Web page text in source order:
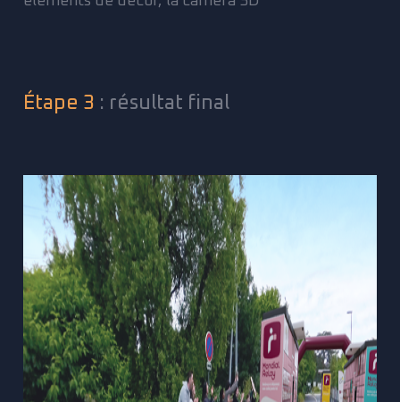
Étape 3 : résultat final